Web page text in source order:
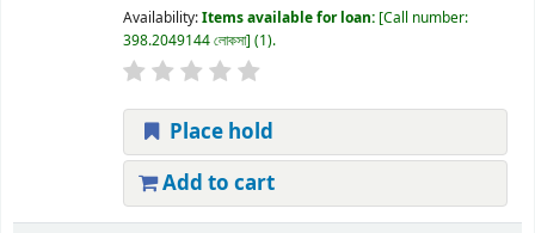
Availability:Items available for loan: Call number:
398.2049144 লোকসা (1).
Place hold
Add to cart